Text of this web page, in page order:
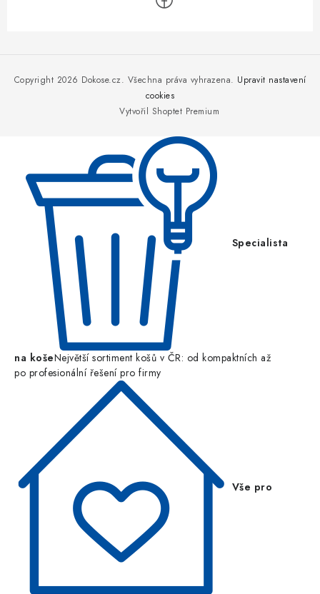
Vytvořil Shoptet Premium
Copyright 2026 Dokose.cz. Všechna práva vyhrazena. Upravit nastavení
cookies
Specialista
na košeNejvětší sortiment košů v ČR: od kompaktních až
po profesionální řešení pro firmy
Vše pro